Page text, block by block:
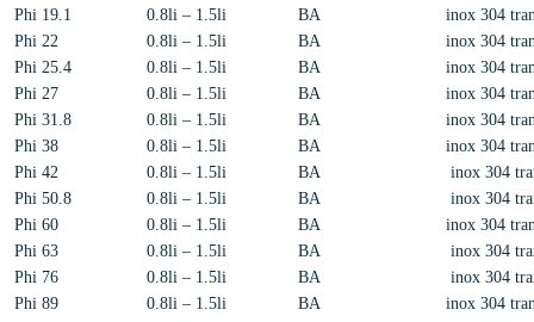
Phi 19.1
0.8li – 1.5li BA
inox 304
Phi 22
0.8li – 1.5li BA
inox 304
Phi 25.4
0.8li – 1.5li BA
inox 304
Phi 27
0.8li – 1.5li BA
inox 304
Phi 31.8
0.8li – 1.5li BA
inox 304
Phi 38
0.8li – 1.5li BA
inox 304
Phi 42
0.8li – 1.5li BA
inox 304
Phi 50.8
0.8li – 1.5li BA
inox 304
Phi 60
0.8li – 1.5li BA
inox 304
Phi 63
0.8li – 1.5li BA
inox 304
Phi 76
0.8li – 1.5li BA
inox 304
Phi 89
0.8li – 1.5li BA
inox 304